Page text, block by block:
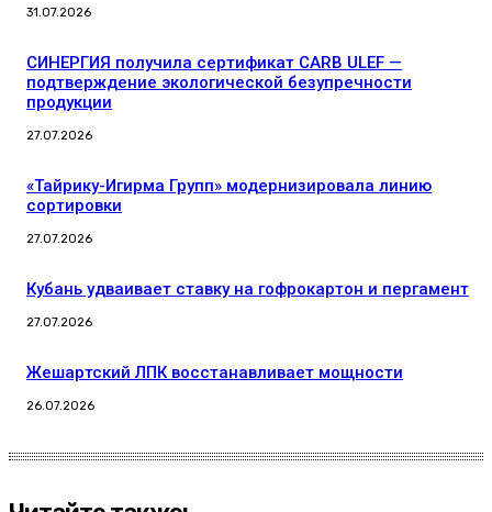
31.07.2026
СИНЕРГИЯ получила сертификат CARB ULEF —
подтверждение экологической безупречности
продукции
27.07.2026
«Тайрику-Игирма Групп» модернизировала линию
сортировки
27.07.2026
Кубань удваивает ставку на гофрокартон и пергамент
27.07.2026
Жешартский ЛПК восстанавливает мощности
26.07.2026